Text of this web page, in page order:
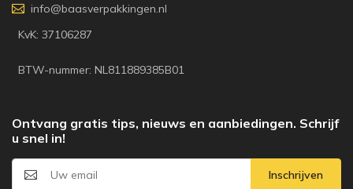
info@baasverpakkingen.nl
KvK: 37106287
BTW-nummer: NL811889385B01
Ontvang gratis tips, nieuws en aanbiedingen. Schrijf
u snel in!
Inschrijven